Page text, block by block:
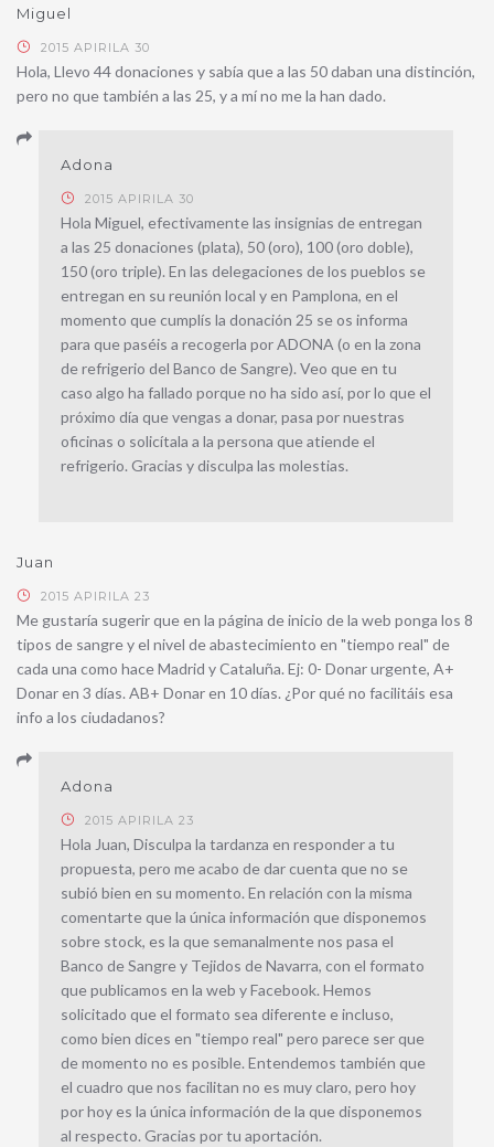
Miguel
2015 APIRILA 30
Hola, Llevo 44 donaciones y sabía que a las 50 daban una distinción,
pero no que también a las 25, y a mí no me la han dado.
Adona
2015 APIRILA 30
Hola Miguel, efectivamente las insignias de entregan
a las 25 donaciones (plata), 50 (oro), 100 (oro doble),
150 (oro triple). En las delegaciones de los pueblos se
entregan en su reunión local y en Pamplona, en el
momento que cumplís la donación 25 se os informa
para que paséis a recogerla por ADONA (o en la zona
de refrigerio del Banco de Sangre). Veo que en tu
caso algo ha fallado porque no ha sido así, por lo que el
próximo día que vengas a donar, pasa por nuestras
oficinas o solicítala a la persona que atiende el
refrigerio. Gracias y disculpa las molestias.
Juan
2015 APIRILA 23
Me gustaría sugerir que en la página de inicio de la web ponga los 8
tipos de sangre y el nivel de abastecimiento en "tiempo real" de
cada una como hace Madrid y Cataluña. Ej: 0- Donar urgente, A+
Donar en 3 días. AB+ Donar en 10 días. ¿Por qué no facilitáis esa
info a los ciudadanos?
Adona
2015 APIRILA 23
Hola Juan, Disculpa la tardanza en responder a tu
propuesta, pero me acabo de dar cuenta que no se
subió bien en su momento. En relación con la misma
comentarte que la única información que disponemos
sobre stock, es la que semanalmente nos pasa el
Banco de Sangre y Tejidos de Navarra, con el formato
que publicamos en la web y Facebook. Hemos
solicitado que el formato sea diferente e incluso,
como bien dices en "tiempo real" pero parece ser que
de momento no es posible. Entendemos también que
el cuadro que nos facilitan no es muy claro, pero hoy
por hoy es la única información de la que disponemos
al respecto. Gracias por tu aportación.